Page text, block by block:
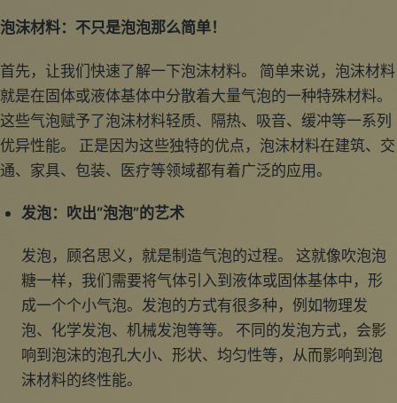
泡沫材料：不只是泡泡那么简单！
首先，让我们快速了解一下泡沫材料。 简单来说，泡沫材料
就是在固体或液体基体中分散着大量气泡的一种特殊材料。
这些气泡赋予了泡沫材料轻质、隔热、吸音、缓冲等一系列
优异性能。 正是因为这些独特的优点，泡沫材料在建筑、交
通、家具、包装、医疗等领域都有着广泛的应用。
发泡：吹出“泡泡”的艺术
发泡，顾名思义，就是制造气泡的过程。 这就像吹泡泡
糖一样，我们需要将气体引入到液体或固体基体中，形
成一个个小气泡。发泡的方式有很多种，例如物理发
泡、化学发泡、机械发泡等等。 不同的发泡方式，会影
响到泡沫的泡孔大小、形状、均匀性等，从而影响到泡
沫材料的终性能。